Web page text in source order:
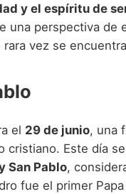
y el espíritu de
una perspectiva de
vez se
el 29 de junio, una
cristiano. Este día
San Pablo,
fue el primer